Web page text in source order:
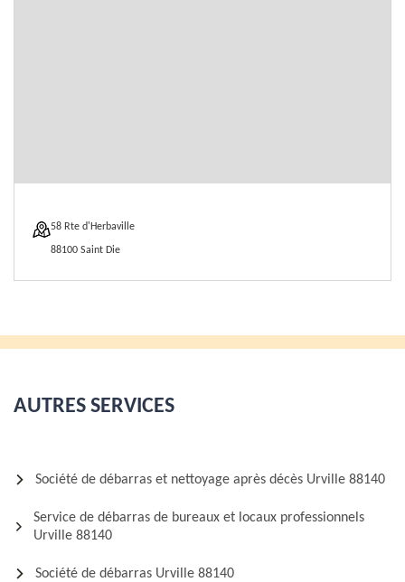
58 Rte d'Herbaville
88100 Saint Die
AUTRES SERVICES
Société de débarras et nettoyage après décès Urville 88140
Service de débarras de bureaux et locaux professionnels
Urville 88140
Société de débarras Urville 88140